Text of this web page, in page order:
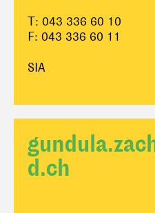
T: 043 336 60 10
F: 043 336 60 11
SIA
d.ch